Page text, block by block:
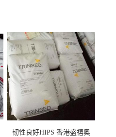
韧性良好HIPS 香港盛禧奥